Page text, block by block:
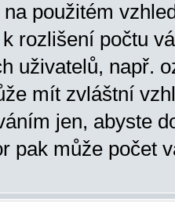
použitém
rozlišení počtu
uživatelů, např.
mít zvláštní
jen, abyste
pak může počet